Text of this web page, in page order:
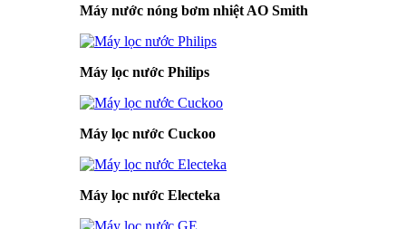
Máy nước nóng bơm nhiệt AO Smith
Máy lọc nước Philips
Máy lọc nước Cuckoo
Máy lọc nước Electeka